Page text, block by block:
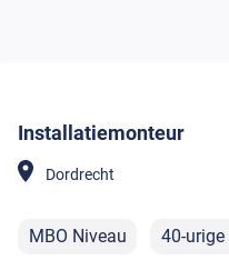
Installatiemonteur
Dordrecht
MBO Niveau 40-urige